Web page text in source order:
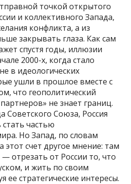
точкой открытого
и коллективного Запада,
конфликта, а из
закрывать глаза. Как сам
спустя годы, иллюзии
2000-х, когда стало
в идеологических
ушли в прошлое вместе с
что геополитический
не знает границ.
Советского Союза, Россия
стать частью
Но Запад, по словам
этот счет другое мнение: там
отрезать от России то, что
и жить по своим
ее стратегические интересы.